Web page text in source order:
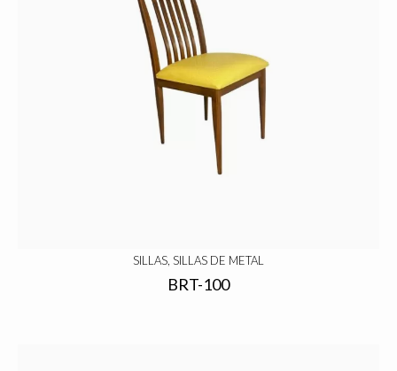
SILLAS, SILLAS DE METAL
BRT-100